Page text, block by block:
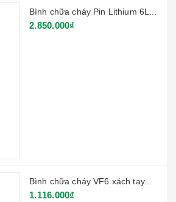
Bình chữa cháy Pin Lithium 6L...
2.850.000₫
Bình chữa cháy VF6 xách tay...
1.116.000₫